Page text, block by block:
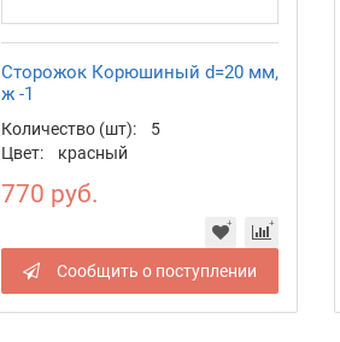
Сторожок Корюшиный d=20 мм,
ж -1
Количество (шт):
5
Цвет:
красный
770 руб.
Сообщить о поступлении